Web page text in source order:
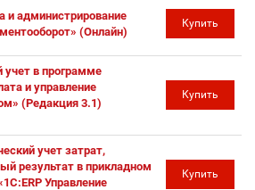
и администрирование
(Онлайн)
Купить
учет в программе
и управление
(Редакция 3.1)
Купить
учет затрат,
результат в прикладном
Управление
Купить